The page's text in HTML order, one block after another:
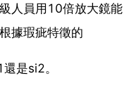
人員用10倍放大鏡能
據瑕疵特徵的
是si2。